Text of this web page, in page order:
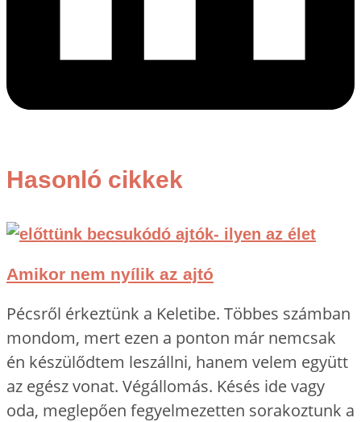
Hasonló cikkek
Amikor nem nyílik az ajtó
Pécsről érkeztünk a Keletibe. Többes számban
mondom, mert ezen a ponton már nemcsak
én készülődtem leszállni, hanem velem együtt
az egész vonat. Végállomás. Késés ide vagy
oda, meglepően fegyelmezetten sorakoztunk a